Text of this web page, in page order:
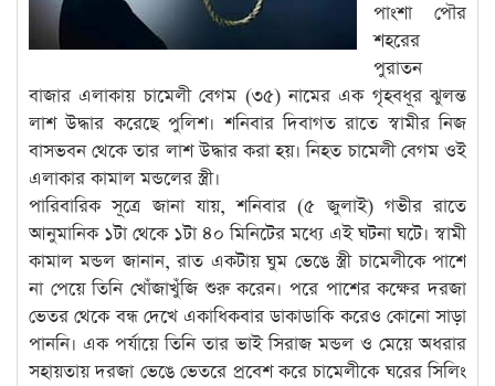
পাংশা পৌর
শহরের
পুরাতন
বাজার এলাকায় চামেলী বেগম (৩৫) নামের এক গৃহবধূর ঝুলন্ত
লাশ উদ্ধার করেছে পুলিশ। শনিবার দিবাগত রাতে স্বামীর নিজ
বাসভবন থেকে তার লাশ উদ্ধার করা হয়। নিহত চামেলী বেগম ওই
এলাকার কামাল মন্ডলের স্ত্রী।
পারিবারিক সূত্রে জানা যায়, শনিবার (৫ জুলাই) গভীর রাতে
আনুমানিক ১টা থেকে ১টা ৪০ মিনিটের মধ্যে এই ঘটনা ঘটে। স্বামী
কামাল মন্ডল জানান, রাত একটায় ঘুম ভেঙে স্ত্রী চামেলীকে পাশে
না পেয়ে তিনি খোঁজাখুঁজি শুরু করেন। পরে পাশের কক্ষের দরজা
ভেতর থেকে বন্ধ দেখে একাধিকবার ডাকাডাকি করেও কোনো সাড়া
পাননি। এক পর্যায়ে তিনি তার ভাই সিরাজ মন্ডল ও মেয়ে অধরার
সহায়তায় দরজা ভেঙে ভেতরে প্রবেশ করে চামেলীকে ঘরের সিলিং